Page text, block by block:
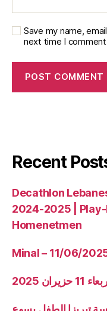
Save my name,
next time I
Recent
Decathlon
2024-2025 |
Homenetmen
2025